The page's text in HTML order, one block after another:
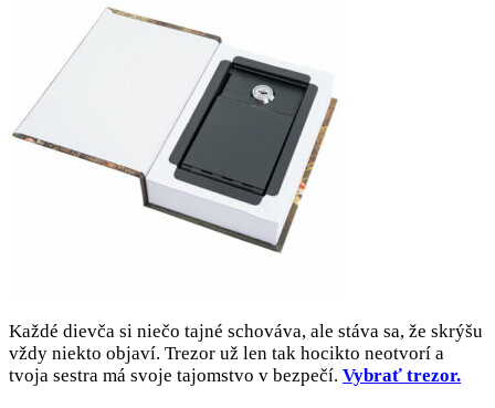
Každé dievča si niečo tajné schováva, ale stáva sa, že skrýšu
vždy niekto objaví. Trezor už len tak hocikto neotvorí a
tvoja sestra má svoje tajomstvo v bezpečí. Vybrať trezor.